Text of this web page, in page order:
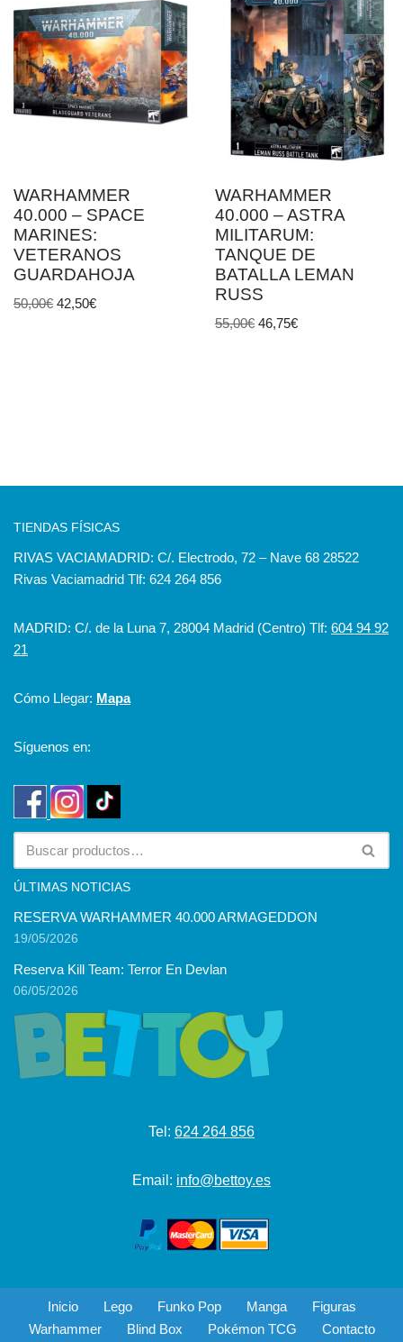
WARHAMMER
40.000 – SPACE
MARINES:
VETERANOS
GUARDAHOJA
50,00€ 42,50€
WARHAMMER
40.000 – ASTRA
MILITARUM:
TANQUE DE
BATALLA LEMAN
RUSS
55,00€ 46,75€
TIENDAS FÍSICAS
RIVAS VACIAMADRID: C/. Electrodo, 72 – Nave 68 28522
Rivas Vaciamadrid Tlf: 624 264 856
MADRID: C/. de la Luna 7, 28004 Madrid (Centro) Tlf: 604 94 92
21
Cómo Llegar: Mapa
Síguenos en:
ÚLTIMAS NOTICIAS
RESERVA WARHAMMER 40.000 ARMAGEDDON
19/05/2026
Reserva Kill Team: Terror En Devlan
06/05/2026
Tel: 624 264 856
Email: info@bettoy.es
Inicio Lego Funko Pop Manga
Figuras
Warhammer
Blind Box Pokémon TCG Contacto